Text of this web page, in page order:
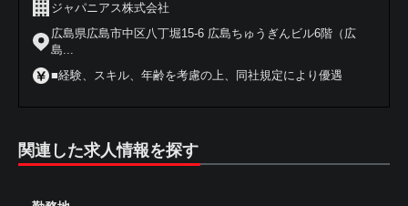
ジャパニアス株式会社
広島県広島市中区八丁堀15-6 広島ちゅうぎんビル6階（広
島...
■経験、スキル、年齢を考慮の上、同社規定により優遇
関連した求人情報を探す